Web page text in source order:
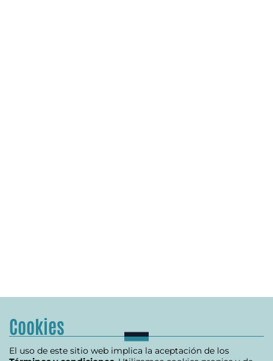
Cookies
El uso de este sitio web implica la aceptación de los